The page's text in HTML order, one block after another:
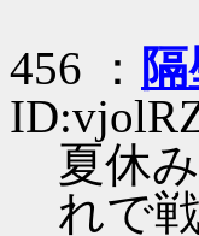
456 ：
夏休
れで